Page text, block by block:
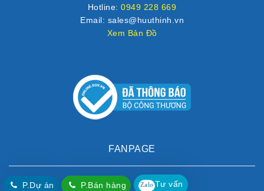
Hotline:0949 228 669
Email: sales@huuthinh.vn
Xem Bản Đồ
FANPAGE
P.Dự án P.Bán hàng Zalo Tư vấn